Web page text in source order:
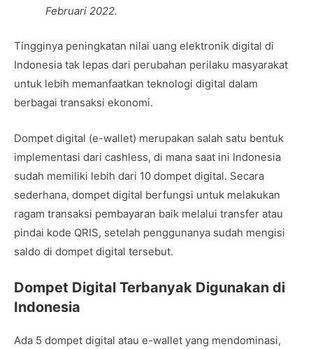
Februari 2022.
Tingginya peningkatan nilai uang elektronik digital di
Indonesia tak lepas dari perubahan perilaku masyarakat
untuk lebih memanfaatkan teknologi digital dalam
berbagai transaksi ekonomi.
Dompet digital (e-wallet) merupakan salah satu bentuk
implementasi dari cashless, di mana saat ini Indonesia
sudah memiliki lebih dari 10 dompet digital. Secara
sederhana, dompet digital berfungsi untuk melakukan
ragam transaksi pembayaran baik melalui transfer atau
pindai kode QRIS, setelah penggunanya sudah mengisi
saldo di dompet digital tersebut.
Dompet Digital Terbanyak Digunakan di
Indonesia
Ada 5 dompet digital atau e-wallet yang mendominasi,